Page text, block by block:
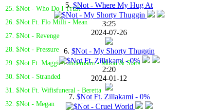
25. $Not - Who Do I Trust
26. $Not Ft. Flo Milli - Mean
27. $Not - Revenge
28. $Not - Pressure
29. $Not Ft. Maggie Lindemann - Moon & Stars
30. $Not - Stranded
31. $Not Ft. Wifisfuneral - Beretta
32. $Not - Megan
5. $Not - Where My Hug At
3:25
2024-07-26
6. $Not - My Shorty Thuggin
2:20
2024-01-12
7. $Not Ft. Zillakami - 0%